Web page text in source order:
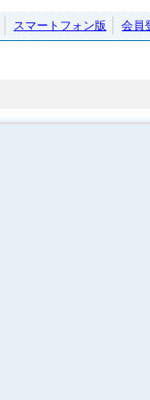
スマートフォン版 会員